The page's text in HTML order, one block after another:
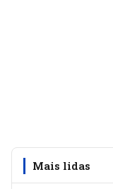
Mais lidas